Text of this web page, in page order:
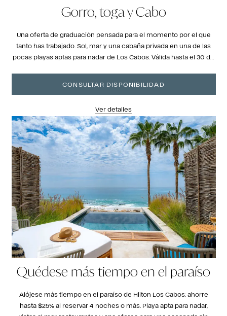
Gorro, toga y Cabo
Una oferta de graduación pensada para el momento por el que
tanto has trabajado. Sol, mar y una cabaña privada en una de las
pocas playas aptas para nadar de Los Cabos. Válida hasta el 30 de
CONSULTAR DISPONIBILIDAD
Ver detalles
Quédese más tiempo en el paraíso
Alójese más tiempo en el paraíso de Hilton Los Cabos: ahorre
hasta $25% al reservar 4 noches o más. Playa apta para nadar,